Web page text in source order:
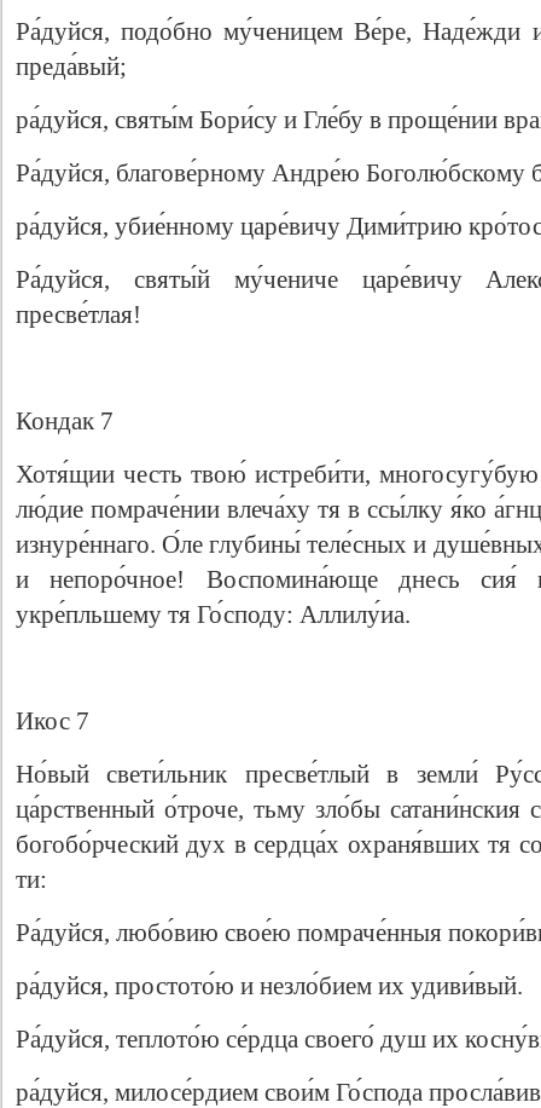
Ра́дуйся, подо́бно му́ченицем Ве́ре,
преда́вый;
ра́дуйся, святы́м Бори́су и Гле́бу в проще́нии
Ра́дуйся, благове́рному Андре́ю Боголю́бскому
ра́дуйся, убие́нному царе́вичу Дими́трию
Ра́дуйся, святы́й му́чениче царе́вичу
пресве́тлая!
Кондак 7
Хотя́щии честь твою́ истреби́ти,
лю́дие помраче́нии влеча́ху тя в ссы́лку я́ко
изнуре́ннаго. О́ле глубины́ теле́сных и
и непоро́чное! Воспомина́юще днесь сия́
укре́пльшему тя Го́споду: Аллилу́иа.
Икос 7
Но́вый свети́льник пресве́тлый в земли́
ца́рственный о́троче, тьму зло́бы
богобо́рческий дух в сердца́х охраня́вших тя
ти:
Ра́дуйся, любо́вию свое́ю помраче́нныя
ра́дуйся, простото́ю и незло́бием их удиви́вый.
Ра́дуйся, теплото́ю се́рдца своего́ душ их
ра́дуйся, милосе́рдием свои́м Го́спода